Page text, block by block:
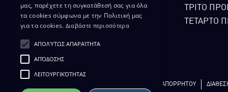
ΤΡΙΤΟ
ΤΕΤΑΡΤΟ
ΠΟΛΙΤΙΚΗ ΑΠΟΡΡΗΤΟΥ
μας, παρέχετε τη συγκατάθεσή σας για όλα
τα cookies σύμφωνα με την Πολιτική μας
για τα cookies. Διαβάστε περισσότερα
ΑΠΟΛΎΤΩΣ ΑΠΑΡΑΊΤΗΤΑ
ΑΠΌΔΟΣΗΣ
ΛΕΙΤΟΥΡΓΙΚΌΤΗΤΑΣ